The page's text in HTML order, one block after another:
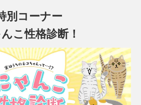
別コーナー
こ性格診断！